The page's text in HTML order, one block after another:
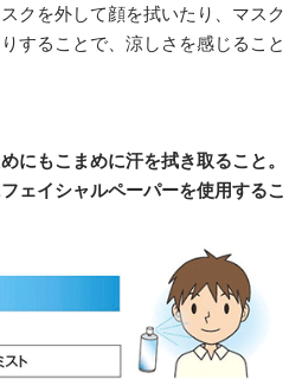
クを外して顔を拭いたり、マスク
することで、涼しさを感じること
にもこまめに汗を拭き取ること。
ェイシャルペーパーを使用するこ